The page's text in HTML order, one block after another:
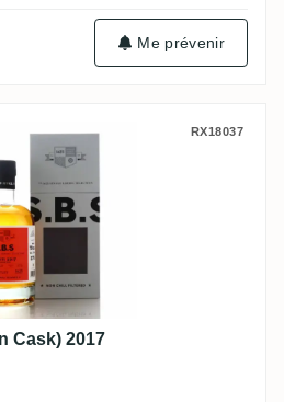
Me prévenir
Cask) 2017 RX18037
Cask) 2017